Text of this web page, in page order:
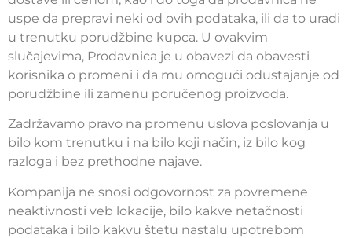
uspe da prepravi neki od ovih podataka, ili da to uradi
u trenutku porudžbine kupca. U ovakvim
slučajevima, Prodavnica je u obavezi da obavesti
korisnika o promeni i da mu omogući odustajanje od
porudžbine ili zamenu poručenog proizvoda.
Zadržavamo pravo na promenu uslova poslovanja u
bilo kom trenutku i na bilo koji način, iz bilo kog
razloga i bez prethodne najave.
Kompanija ne snosi odgovornost za povremene
neaktivnosti veb lokacije, bilo kakve netačnosti
podataka i bilo kakvu štetu nastalu upotrebom